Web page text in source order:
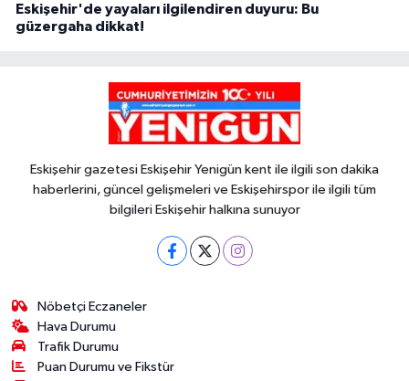
Eskişehir'de yayaları ilgilendiren duyuru: Bu
güzergaha dikkat!
Eskişehir gazetesi Eskişehir Yenigün kent ile ilgili son dakika
haberlerini, güncel gelişmeleri ve Eskişehirspor ile ilgili tüm
bilgileri Eskişehir halkına sunuyor
Nöbetçi Eczaneler
Hava Durumu
Trafik Durumu
Puan Durumu ve Fikstür